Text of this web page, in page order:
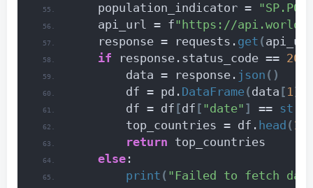
    population_indicator =
    api_url = f
"https://
    response = requests.
get (
if response.status_code == 200
        data = response.
json ()
        df = pd.
DataFrame(data [ 1])
        df = df
[df [ "date" ] == str
        top_countries = df.
head ( 10
return top_countries
else :
print ( "Failed to fetch